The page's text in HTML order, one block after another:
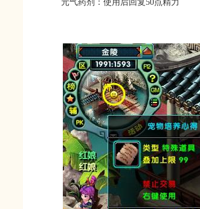
元气药剂：使用后回复50点精力